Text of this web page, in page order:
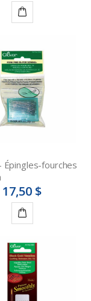
au
panier
Épingles-fourches
17,50 $
au
panier